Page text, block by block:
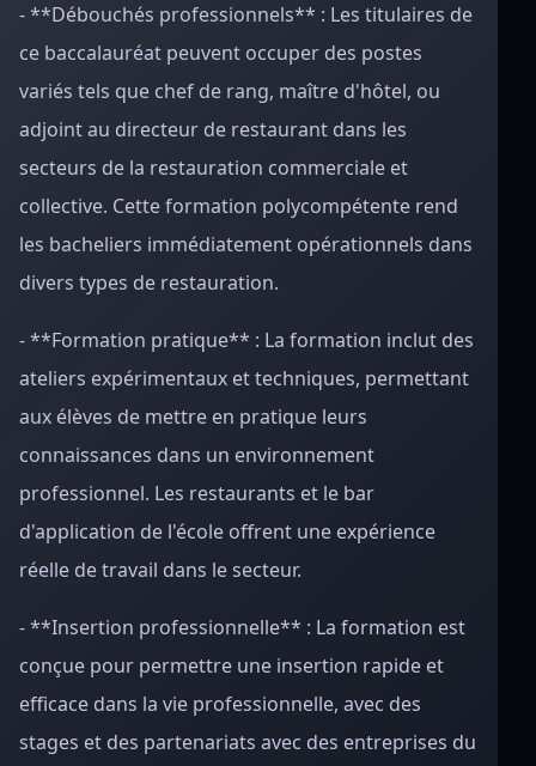
- **Débouchés professionnels** : Les titulaires de
ce baccalauréat peuvent occuper des postes
variés tels que chef de rang, maître d'hôtel, ou
adjoint au directeur de restaurant dans les
secteurs de la restauration commerciale et
collective. Cette formation polycompétente rend
les bacheliers immédiatement opérationnels dans
divers types de restauration.
- **Formation pratique** : La formation inclut des
ateliers expérimentaux et techniques, permettant
aux élèves de mettre en pratique leurs
connaissances dans un environnement
professionnel. Les restaurants et le bar
d'application de l'école offrent une expérience
réelle de travail dans le secteur.
- **Insertion professionnelle** : La formation est
conçue pour permettre une insertion rapide et
efficace dans la vie professionnelle, avec des
stages et des partenariats avec des entreprises du